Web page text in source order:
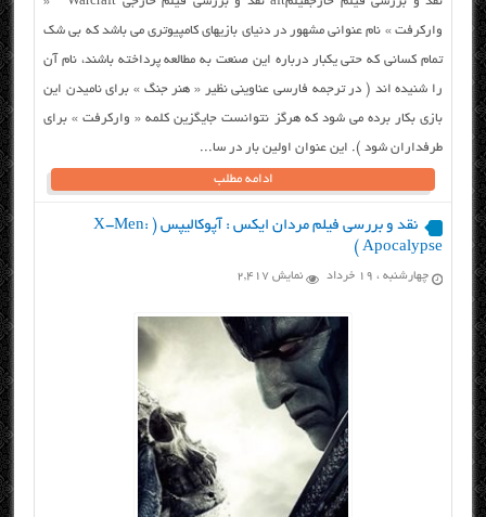
وارکرفت » نام عنوانی مشهور در دنیای بازیهای کامپیوتری می باشد که بی شک
تمام کسانی که حتی یکبار درباره این صنعت به مطالعه پرداخته باشند، نام آن
را شنیده اند ( در ترجمه فارسی عناوینی نظیر « هنر جنگ » برای نامیدن این
بازی بکار برده می شود که هرگز نتوانست جایگزین کلمه « وارکرفت » برای
طرفداران شود ). این عنوان اولین بار در سا...
ادامه مطلب
نقد و بررسی فیلم مردان ایکس : آپوکالیپس ( X-Men:
Apocalypse )
چهارشنبه ، ۱۹ خرداد نمایش 2,417